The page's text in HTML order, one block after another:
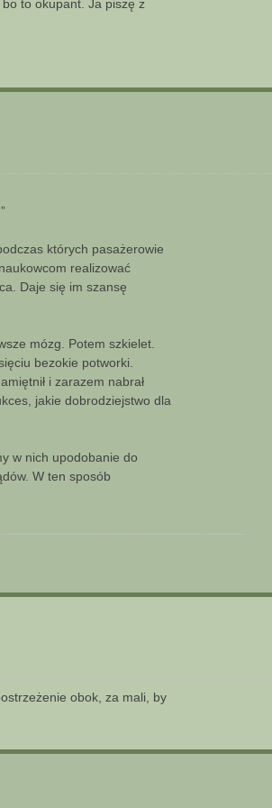
to okupant. Ja piszę z
których pasażerowie
realizować
Daje się im szansę
mózg. Potem szkielet.
bezokie potworki.
i zarazem nabrał
jakie dobrodziejstwo dla
w nich upodobanie do
W ten sposób
obok, za mali, by